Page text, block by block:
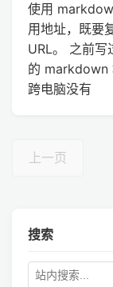
使用
用地址，既要
URL。 之前
的 markdown
跨电脑没有
上一页
搜索